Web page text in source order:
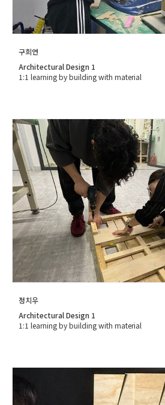
구희연
Architectural Design 1
1:1 learning by building with material
정치우
Architectural Design 1
1:1 learning by building with material